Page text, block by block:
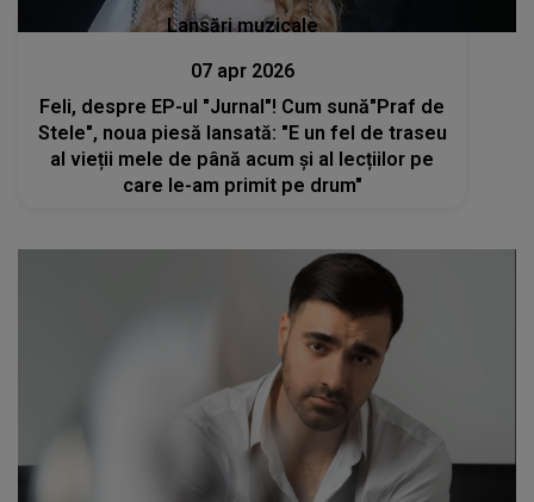
Lansări muzicale
07 apr 2026
Feli, despre EP-ul "Jurnal"! Cum sună"Praf de
Stele", noua piesă lansată: "E un fel de traseu
al vieții mele de până acum și al lecțiilor pe
care le-am primit pe drum"